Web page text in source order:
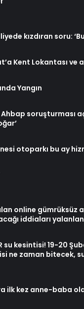
kızdıran soru:
Kent Lokantası ve
Yangın
soruşturması
otoparkı bu ay
online gümrüksüz
iddiaları
su kesintisi! 19-20
ne zaman bitecek,
ilk kez anne-baba